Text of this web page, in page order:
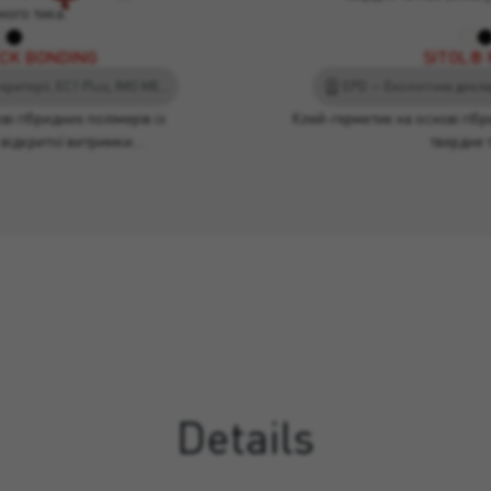
BONDING
гібридних полімерів із
витримки…
тика.
SITOL®
Клей-герметик на основі
Details